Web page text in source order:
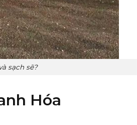
sạch sẽ?
Hóa